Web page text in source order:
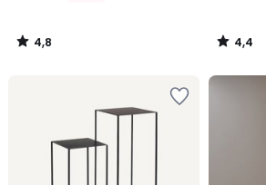
4,8
/
4,4
/